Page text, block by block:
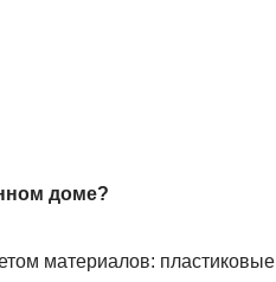
доме?
материалов: пластиковые